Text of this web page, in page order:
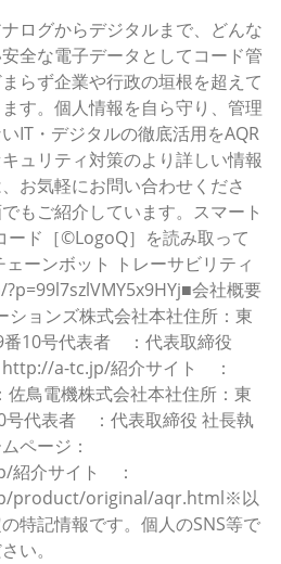
ログからデジタルまで、どんな
全な電子データとしてコード管
らず企業や行政の垣根を超えて
す。個人情報を自ら守り、管理
IT・デジタルの徹底活用をAQR
ュリティ対策のより詳しい情報
お気軽にお問い合わせくださ
もご紹介しています。スマート
ード［©LogoQ］を読み取って
ーンボット トレーサビリティ
会社概要
ションズ株式会社本社住所：東
番10号代表者 ：代表取締役
a-tc.jp/紹介サイト ：
鳥電機株式会社本社住所：東
号代表者 ：代表取締役 社長執
ページ：
紹介サイト ：
product/original/aqr.html※以
特記情報です。個人のSNS等で
い。